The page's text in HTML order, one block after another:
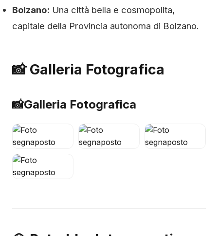
Bolzano: Una città bella e cosmopolita,
capitale della Provincia autonoma di Bolzano.
📸 Galleria Fotografica
📸Galleria Fotografica